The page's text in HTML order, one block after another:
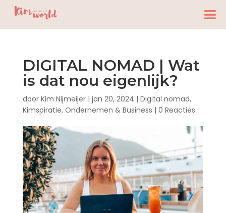
DIGITAL NOMAD | Wat
is dat nou eigenlijk?
door Kim Nijmeijer| jan 20, 2024 | Digital nomad,
Kimspiratie, Ondernemen & Business | 0 Reacties